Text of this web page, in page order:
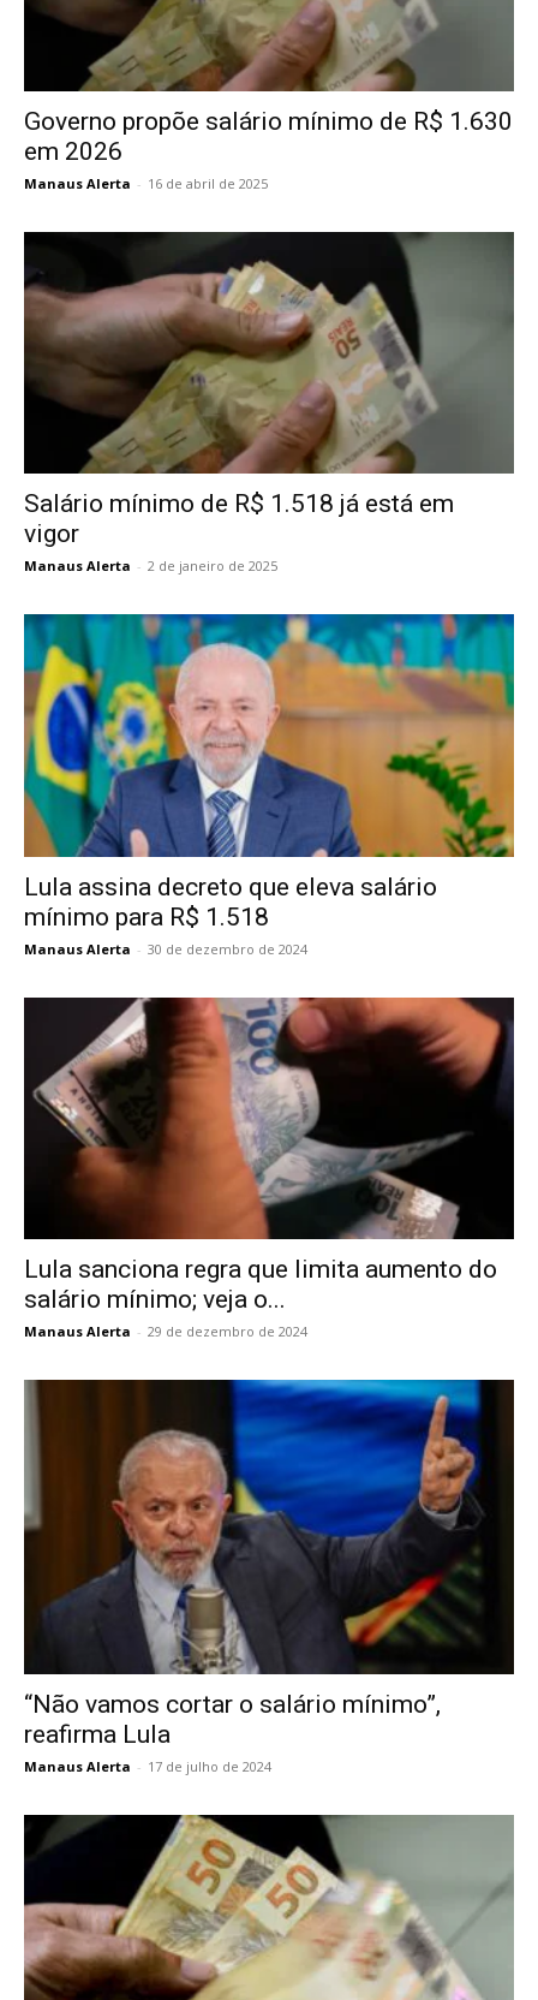
Governo propõe salário mínimo de R$ 1.630
em 2026
Manaus Alerta - 16 de abril de 2025
Salário mínimo de R$ 1.518 já está em
vigor
Manaus Alerta - 2 de janeiro de 2025
Lula assina decreto que eleva salário
mínimo para R$ 1.518
Manaus Alerta - 30 de dezembro de 2024
Lula sanciona regra que limita aumento do
salário mínimo; veja o...
Manaus Alerta - 29 de dezembro de 2024
“Não vamos cortar o salário mínimo”,
reafirma Lula
Manaus Alerta - 17 de julho de 2024